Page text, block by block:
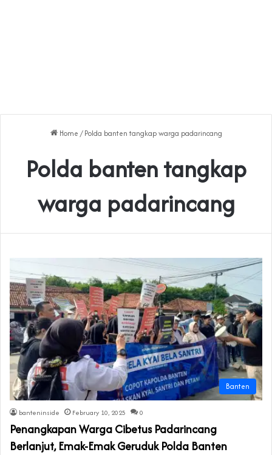
Home / Polda banten tangkap warga padarincang
Polda banten tangkap
warga padarincang
Banten
banteninside February 10, 2025 0
Penangkapan Warga Cibetus Padarincang
Berlanjut, Emak-Emak Geruduk Polda Banten